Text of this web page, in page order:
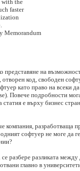
the
представяне на
код, свободен
като право на всеки
Повече подробности
е върху бизнес
компания,
софтуер не моге
разбере разликата
главно в